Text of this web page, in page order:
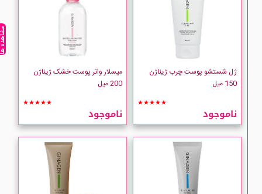
ژل شستشو پوست چرب ژیناژن
150 میل
★★★★★
ناموجود
میسلار واتر پوست خشک ژیناژن
200 میل
★★★★★
ناموجود